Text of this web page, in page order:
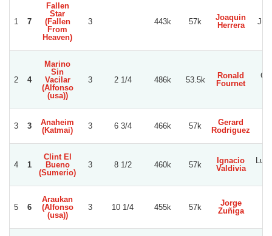
1 7
Fallen
Star
(Fallen
From
Heaven)
3 443k 57k
Joaquin
Herrera
2 4
Marino
Sin
Vacilar
(Alfonso
(usa))
3 2 1/4 486k 53.5k
Ronald
Fournet
3 3
Anaheim
(Katmai)
3 6 3/4 466k 57k
Gerard
Rodriguez
4 1
Clint El
Bueno
(Sumerio)
3 8 1/2 460k 57k
Ignacio
Valdivia
5 6
Araukan
(Alfonso
(usa))
3 10 1/4 455k 57k
Jorge
Zuñiga